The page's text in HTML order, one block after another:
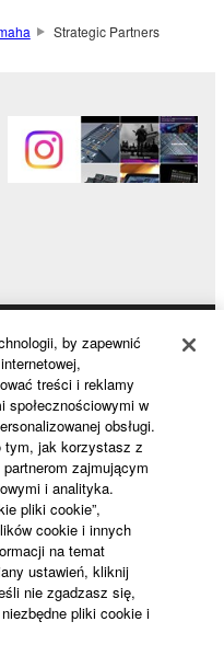
Strategic Partners
by zapewnić
treści i reklamy
społecznościowymi w
obsługi.
tym, jak korzystasz z
zajmującym
i analityka.
pliki cookie”,
cookie i innych
na temat
ustawień, kliknij
nie zgadzasz się,
pliki cookie i